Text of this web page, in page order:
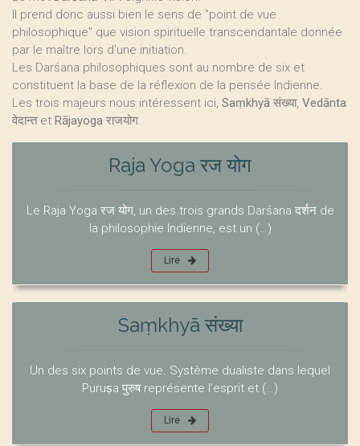
Il prend donc aussi bien le sens de "point de vue
philosophique" que vision spirituelle transcendantale donnée
par le maître lors d’une initiation.
Les Darśana philosophiques sont au nombre de six et
constituent la base de la réflexion de la pensée Indienne.
Les trois majeurs nous intéressent ici, Saṃkhyā संख्या, Vedānta
वेदान्त et Rājayoga राजयोग.
Raja Yoga रज योग
Le Raja Yoga रज योग, un des trois grands Darśana दर्शन de
la philosophie Indienne, est un (…)
Lire
Saṃkhyā संख्या
Un des six points de vue. Système dualiste dans lequel
Puruṣa पुरुष représente l’esprit et (…)
Lire